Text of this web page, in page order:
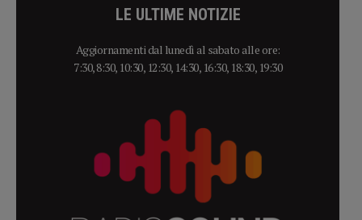
LE ULTIME NOTIZIE
Aggiornamenti dal lunedì al sabato alle ore:
7:30, 8:30, 10:30, 12:30, 14:30, 16:30, 18:30, 19:30